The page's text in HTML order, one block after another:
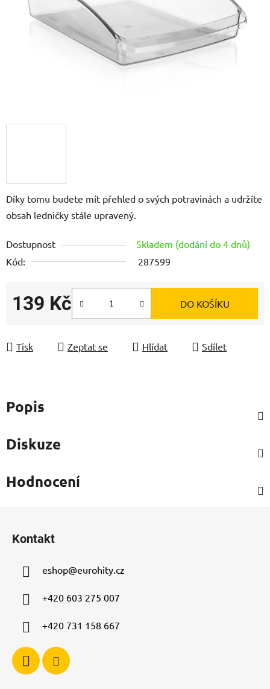
Díky tomu budete mít přehled o svých potravinách a udržíte
obsah ledničky stále upravený.
Dostupnost
Skladem (dodání do 4 dnů)
Kód:
287599
139 Kč DO KOŠÍKU
Tisk Zeptat se Hlídat Sdílet
Popis
Diskuze
Hodnocení
Kontakt
eshop@eurohity.cz
+420 603 275 007
+420 731 158 667